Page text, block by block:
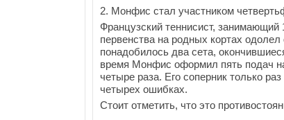
2. Монфис стал участником
Французский теннисист, занимающий
первенства на родных кортах
понадобилось два сета,
время Монфис оформил пять подач
четыре раза. Его соперник только
четырех ошибках.
Стоит отметить, что это